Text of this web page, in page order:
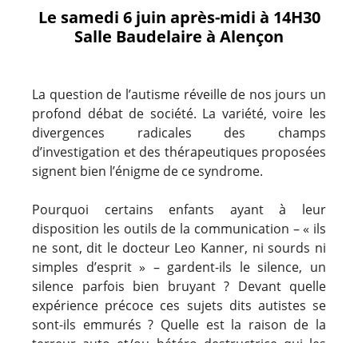
Le samedi 6 juin après-midi à 14H30
Salle Baudelaire à Alençon
La question de l’autisme réveille de nos jours un
profond débat de société. La variété, voire les
divergences radicales des champs
d’investigation et des thérapeutiques proposées
signent bien l’énigme de ce syndrome.
Pourquoi certains enfants ayant à leur
disposition les outils de la communication – « ils
ne sont, dit le docteur Leo Kanner, ni sourds ni
simples d’esprit » – gardent-ils le silence, un
silence parfois bien bruyant ? Devant quelle
expérience précoce ces sujets dits autistes se
sont-ils emmurés ? Quelle est la raison de la